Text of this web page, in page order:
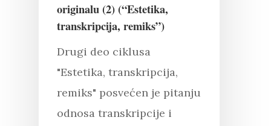
originalu (2) (“Estetika,
transkripcija, remiks”)
Drugi deo ciklusa
"Estetika, transkripcija,
remiks" posvećen je pitanju
odnosa transkripcije i